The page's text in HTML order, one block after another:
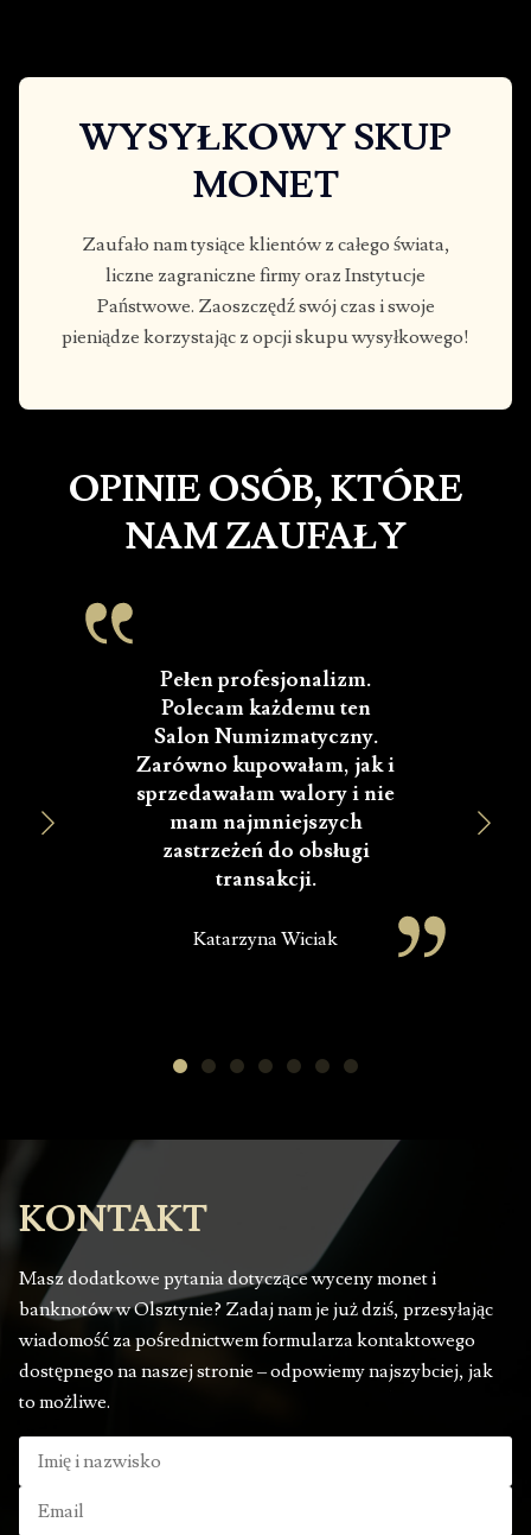
WYSYŁKOWY SKUP
MONET
Zaufało nam tysiące klientów z całego świata,
liczne zagraniczne firmy oraz Instytucje
Państwowe. Zaoszczędź swój czas i swoje
pieniądze korzystając z opcji skupu wysyłkowego!
OPINIE OSÓB, KTÓRE
NAM ZAUFAŁY
Pełen profesjonalizm.
Polecam każdemu ten
Salon Numizmatyczny.
Zarówno kupowałam, jak i
sprzedawałam walory i nie
mam najmniejszych
zastrzeżeń do obsługi
transakcji.
Katarzyna Wiciak
KONTAKT
Masz dodatkowe pytania dotyczące wyceny monet i
banknotów w Olsztynie? Zadaj nam je już dziś, przesyłając
wiadomość za pośrednictwem formularza kontaktowego
dostępnego na naszej stronie – odpowiemy najszybciej, jak
to możliwe.